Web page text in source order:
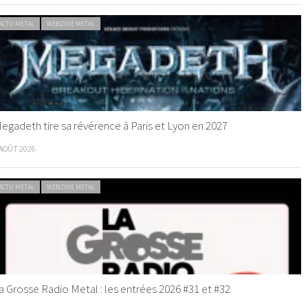
METAL WEBZINE METAL
tire sa révérence à Paris et Lyon en 2027
2026
METAL WEBZINE METAL
Grosse Radio Metal : les entrées 2026 #31 et #32